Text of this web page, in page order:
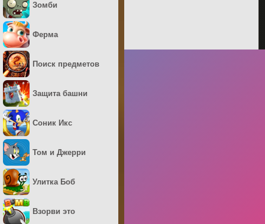
Зомби
Ферма
Поиск предметов
Защита башни
Соник Икс
Том и Джерри
Улитка Боб
Взорви это